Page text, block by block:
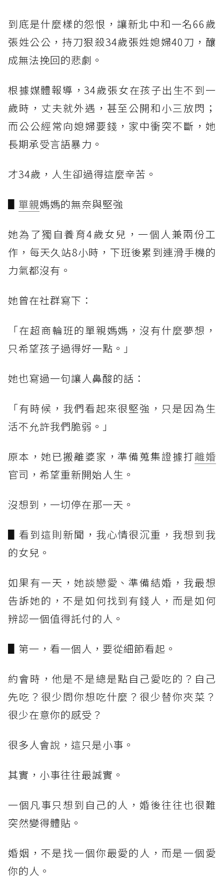
到底是什麼樣的怨恨，讓新北中和一名66歲
張姓公公，持刀狠殺34歲張姓媳婦40刀，釀
成無法挽回的悲劇。
根據媒體報導，34歲張女在孩子出生不到一
歲時，丈夫就外遇，甚至公開和小三放閃；
而公公經常向媳婦要錢，家中衝突不斷，她
長期承受言語暴力。
才34歲，人生卻過得這麼辛苦。
▋ 單親媽媽的無奈與堅強
她為了獨自養育4歲女兒，一個人兼兩份工
作，每天久站8小時，下班後累到連滑手機的
力氣都沒有。
她曾在社群寫下：
「在超商輪班的單親媽媽，沒有什麼夢想，
只希望孩子過得好一點。」
她也寫過一句讓人鼻酸的話：
「有時候，我們看起來很堅強，只是因為生
活不允許我們脆弱。」
原本，她已搬離婆家，準備蒐集證據打離婚
官司，希望重新開始人生。
沒想到，一切停在那一天。
▋看到這則新聞，我心情很沉重，我想到我
的女兒。
如果有一天，她談戀愛、準備結婚，我最想
告訴她的，不是如何找到有錢人，而是如何
辨認一個值得託付的人。
▋第一，看一個人，要從細節看起。
約會時，他是不是總是點自己愛吃的？自己
先吃？很少問你想吃什麼？很少替你夾菜？
很少在意你的感受？
很多人會說，這只是小事。
其實，小事往往最誠實。
一個凡事只想到自己的人，婚後往往也很難
突然變得體貼。
婚姻，不是找一個你最愛的人，而是一個愛
你的人。